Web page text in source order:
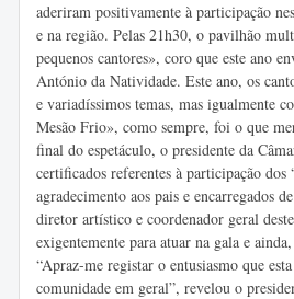
aderiram positivamente à participação
e na região. Pelas 21h30, o pavilhão
pequenos cantores», coro que este ano
António da Natividade. Este ano, os
e variadíssimos temas, mas igualmente
Mesão Frio», como sempre, foi o que
final do espetáculo, o presidente da
certificados referentes à participação
agradecimento aos pais e encarregados
diretor artístico e coordenador geral
exigentemente para atuar na gala e
“Apraz-me registar o entusiasmo que
comunidade em geral”, revelou o